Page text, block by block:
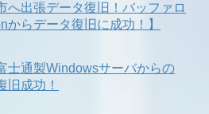
へ出張データ復旧！バッファロ
からデータ復旧に成功！】
士通製Windowsサーバからの
旧成功！